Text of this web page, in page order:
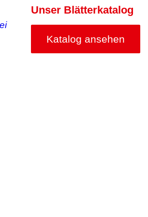
Unser Blätterkatalog
Katalog ansehen